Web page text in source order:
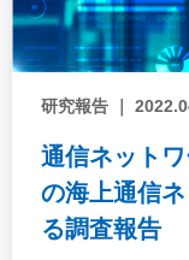
研究報告 ｜
通信ネット
の海上通信
る調査報告